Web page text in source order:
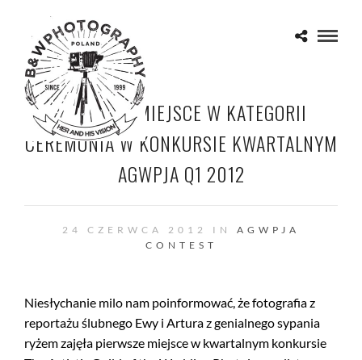
PIERWSZE MIEJSCE W KATEGORII
CEREMONIA W KONKURSIE KWARTALNYM
AGWPJA Q1 2012
24 CZERWCA 2012 IN AGWPJA
CONTEST
Niesłychanie milo nam poinformować, że fotografia z
reportażu ślubnego Ewy i Artura z genialnego sypania
ryżem zajęła pierwsze miejsce w kwartalnym konkursie